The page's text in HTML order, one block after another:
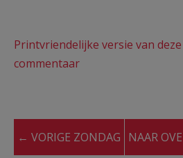
Printvriendelijke versie van
commentaar
← VORIGE ZONDAG NAAR